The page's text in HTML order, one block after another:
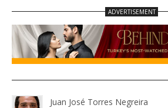
Juan José Torres Negreira